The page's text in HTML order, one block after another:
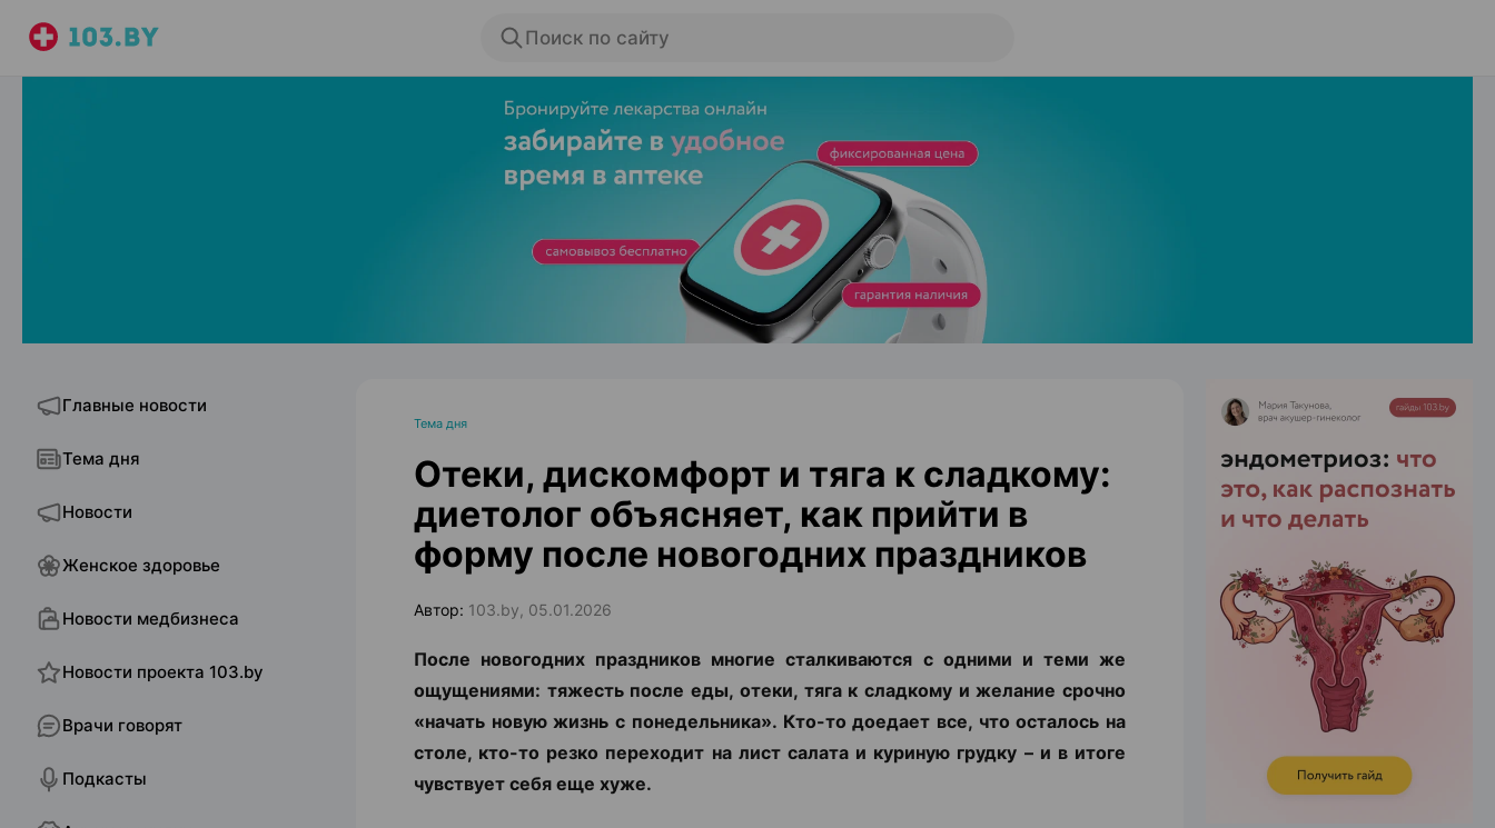
Поиск по сайту
ЭФФЕКТИВНАЯ РЕКЛАМА НА САЙТЕ
Главные новости
Тема дня
Новости
Женское здоровье
Новости медбизнеса
Новости проекта 103.by
Врачи говорят
Подкасты
Тема дня
Отеки, дискомфорт и тяга к сладкому:
диетолог объясняет, как прийти в
форму после новогодних праздников
Автор: 103.by, 05.01.2026
После новогодних праздников многие сталкиваются с одними и теми же
ощущениями: тяжесть после еды, отеки, тяга к сладкому и желание срочно
«начать новую жизнь с понедельника». Кто-то доедает все, что осталось на
столе, кто-то резко переходит на лист салата и куриную грудку – и в итоге
чувствует себя еще хуже.
ЭФФЕКТИВНАЯ РЕКЛАМА НА САЙТЕ